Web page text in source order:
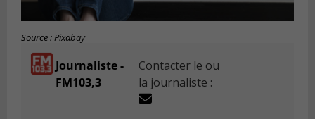
Source : Pixabay
Journaliste -
FM103,3
Contacter le ou
la journaliste :